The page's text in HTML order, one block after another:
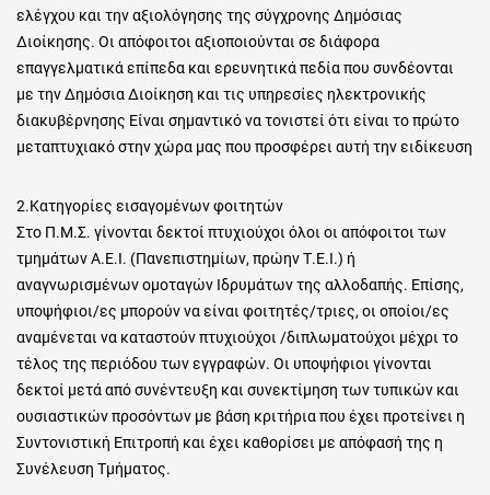
ελέγχου και την αξιολόγησης της σύγχρονης Δημόσιας
Διοίκησης. Οι απόφοιτοι αξιοποιούνται σε διάφορα
επαγγελματικά επίπεδα και ερευνητικά πεδία που συνδέονται
με την Δημόσια Διοίκηση και τις υπηρεσίες ηλεκτρονικής
διακυβέρνησης Είναι σημαντικό να τονιστεί ότι είναι το πρώτο
μεταπτυχιακό στην χώρα μας που προσφέρει αυτή την ειδίκευση
2.Κατηγορίες εισαγομένων φοιτητών
Στο Π.Μ.Σ. γίνονται δεκτοί πτυχιούχοι όλοι οι απόφοιτοι των
τμημάτων Α.Ε.Ι. (Πανεπιστημίων, πρώην Τ.Ε.Ι.) ή
αναγνωρισμένων ομοταγών Ιδρυμάτων της αλλοδαπής. Επίσης,
υποψήφιοι/ες μπορούν να είναι φοιτητές/τριες, οι οποίοι/ες
αναμένεται να καταστούν πτυχιούχοι /διπλωματούχοι μέχρι το
τέλος της περιόδου των εγγραφών. Οι υποψήφιοι γίνονται
δεκτοί μετά από συνέντευξη και συνεκτίμηση των τυπικών και
ουσιαστικών προσόντων με βάση κριτήρια που έχει προτείνει η
Συντονιστική Επιτροπή και έχει καθορίσει με απόφασή της η
Συνέλευση Τμήματος.